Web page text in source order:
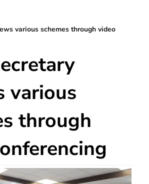
various schemes through video
various
through